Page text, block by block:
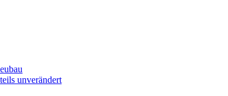
unverändert